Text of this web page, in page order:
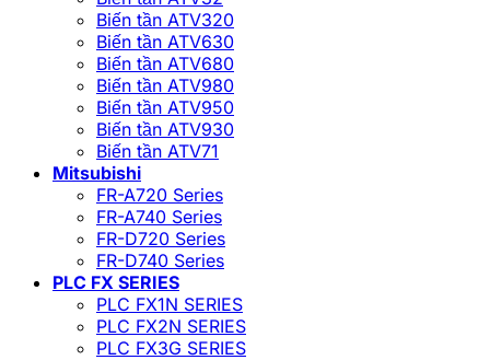
Biến tần ATV320
Biến tần ATV630
Biến tần ATV680
Biến tần ATV980
Biến tần ATV950
Biến tần ATV930
Biến tần ATV71
Mitsubishi
FR-A720 Series
FR-A740 Series
FR-D720 Series
FR-D740 Series
PLC FX SERIES
PLC FX1N SERIES
PLC FX2N SERIES
PLC FX3G SERIES